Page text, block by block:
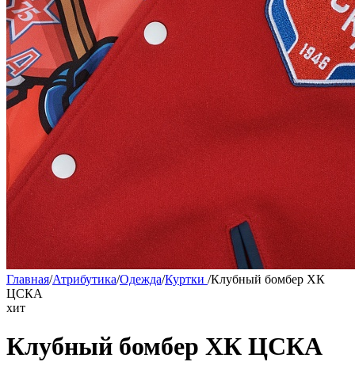
Главная/Атрибутика/Одежда/Куртки /Клубный бомбер ХК
ЦСКА
хит
Клубный бомбер ХК ЦСКА